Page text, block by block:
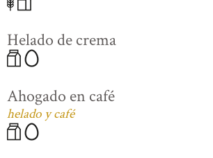
Helado de crema
Ahogado en café
helado y café